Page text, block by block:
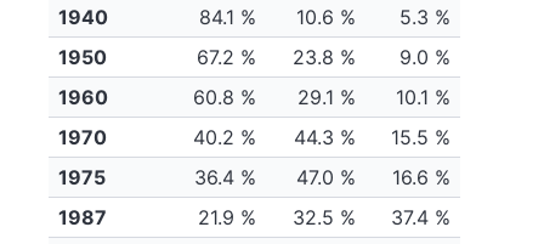
1940 84.1 % 10.6 %
5.3 %
1950
67.2 % 23.8 %
9.0 %
1960
60.8 % 29.1 %
10.1 %
1970
40.2 % 44.3 %
15.5 %
1975
36.4 % 47.0 %
16.6 %
1987
21.9 % 32.5 %
37.4 %